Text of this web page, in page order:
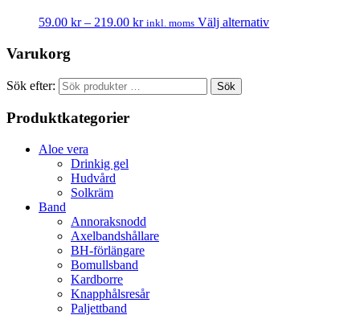
59.00 kr– 219.00 kr inkl. moms Välj alternativ
Varukorg
Sök efter: Sök
Produktkategorier
Aloe vera
Drinkig gel
Hudvård
Solkräm
Band
Annoraksnodd
Axelbandshållare
BH-förlängare
Bomullsband
Kardborre
Knapphålsresår
Paljettband